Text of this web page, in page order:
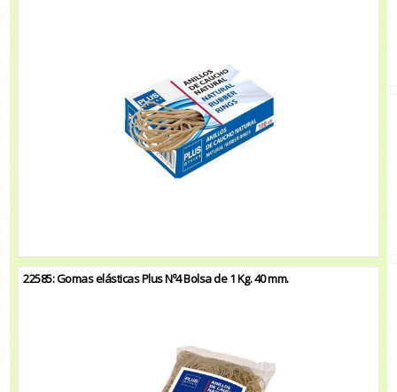
22585: Gomas elásticas Plus Nº4 Bolsa de 1 Kg. 40 mm.